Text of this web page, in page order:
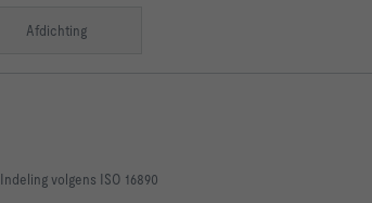
Afdichting
Indeling volgens ISO 16890